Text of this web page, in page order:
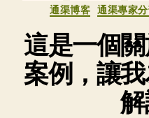
通渠博客 通渠專家
這是一個
案例，讓
解